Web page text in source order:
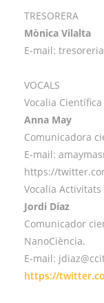
TRESORERA
Mònica Vilalta
E-mail:
VOCALS
Vocalia Científica
Anna May
Comunicadora
E-mail:
https://
Vocalia
Jordi Díaz
Comunicador
NanoCiència.
E-mail:
https://